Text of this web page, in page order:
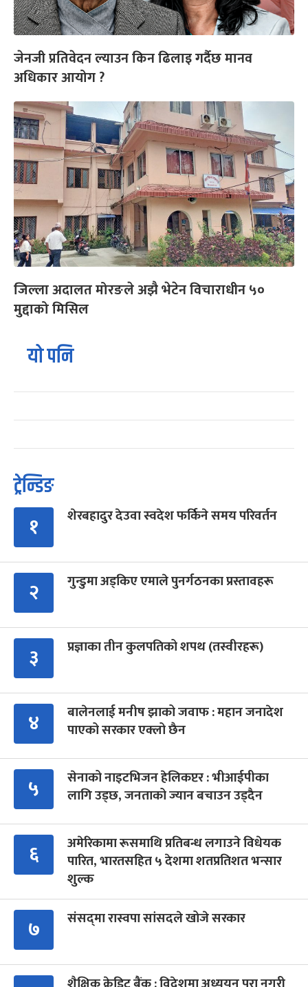
जेनजी प्रतिवेदन ल्याउन किन ढिलाइ गर्दैछ मानव
अधिकार आयोग ?
जिल्ला अदालत मोरङले अझै भेटेन विचाराधीन ५०
मुद्दाको मिसिल
यो पनि
ट्रेन्डिङ
१ शेरबहादुर देउवा स्वदेश फर्किने समय परिवर्तन
२ गुन्डुमा अड्किए एमाले पुनर्गठनका प्रस्तावहरू
३ प्रज्ञाका तीन कुलपतिको शपथ (तस्वीरहरू)
४
बालेनलाई मनीष झाको जवाफ : महान जनादेश
पाएको सरकार एक्लो छैन
५
सेनाको नाइटभिजन हेलिकप्टर : भीआईपीका
लागि उड्छ, जनताको ज्यान बचाउन उड्दैन
६
अमेरिकामा रूसमाथि प्रतिबन्ध लगाउने विधेयक
पारित, भारतसहित ५ देशमा शतप्रतिशत भन्सार
शुल्क
७ संसद्‍मा रास्वपा सांसदले खोजे सरकार